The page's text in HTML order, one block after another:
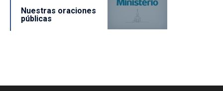
Nuestras oraciones
públicas